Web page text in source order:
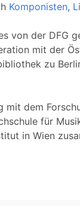
Komponisten,
von der DFG
mit der
zu
dem
für
in Wien